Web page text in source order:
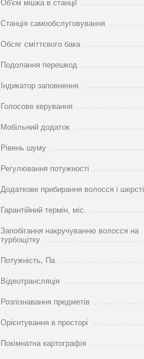
Об'єм мішка в станції
Станція самообслуговування
Обсяг сміттєвого бака
Подолання перешкод
Індикатор заповнення
Голосове керування
Мобільний додаток
Рівень шуму
Регулювання потужності
Додаткове прибирання волосся і шерсті
Гарантійний термін, міс.
Запобігання накручуванню волосся на
турбощітку
Потужність, Па
Відеотрансляція
Розпізнавання предметів
Орієнтування в просторі
Покімнатна картографія